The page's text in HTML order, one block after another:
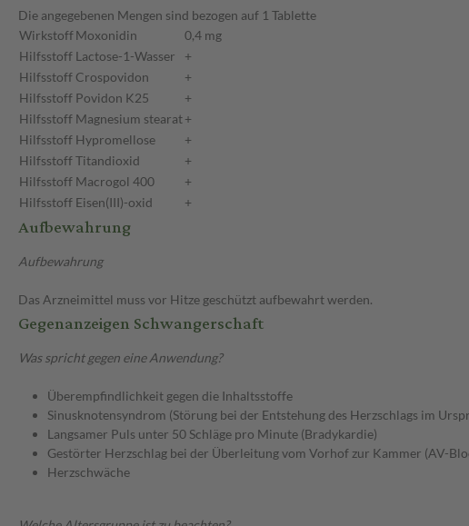
Die angegebenen Mengen sind bezogen auf 1 Tablette
WirkstoffMoxonidin
0,4 mg
Hilfsstoff Lactose-1-Wasser
+
Hilfsstoff Crospovidon
+
Hilfsstoff Povidon K25
+
Hilfsstoff Magnesium stearat+
Hilfsstoff Hypromellose
+
HilfsstoffTitandioxid
+
Hilfsstoff Macrogol 400
+
Hilfsstoff Eisen(III)-oxid +
Aufbewahrung
Aufbewahrung
Das Arzneimittel muss vor Hitze geschützt aufbewahrt werden.
Gegenanzeigen Schwangerschaft
Was spricht gegen eine Anwendung?
Überempfindlichkeit gegen die Inhaltsstoffe
Sinusknotensyndrom (Störung bei der Entstehung des Herzschlags im
Langsamer Puls unter 50 Schläge pro Minute (Bradykardie)
Gestörter Herzschlag bei der Überleitung vom Vorhof zur Kammer (AV-
Herzschwäche